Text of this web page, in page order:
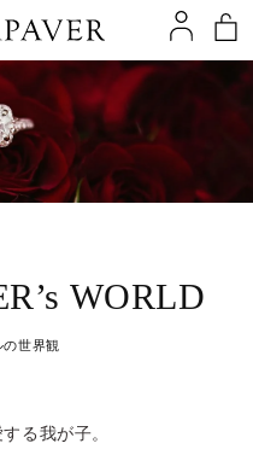
WORLD
の世界観
る我が子。